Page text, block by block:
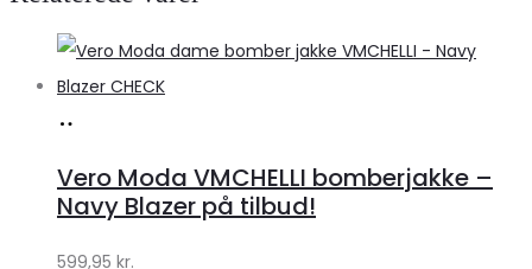
Klædeskabet.dk
Vero Moda VMCHELLI bomberjakke –
Navy Blazer på tilbud!
599,95 kr.